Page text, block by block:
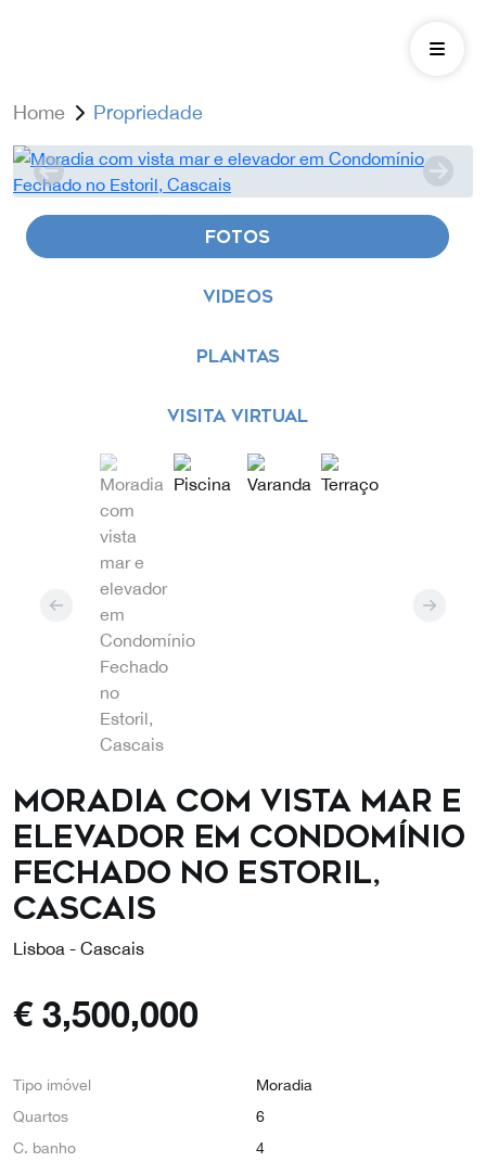
Home Propriedade
FOTOS
VIDEOS
PLANTAS
VISITA VIRTUAL
Moradia com vista mar e
elevador em Condomínio
Fechado no Estoril,
Cascais
Lisboa - Cascais
€ 3,500,000
Tipo imóvel
Moradia
Quartos
6
C. banho
4